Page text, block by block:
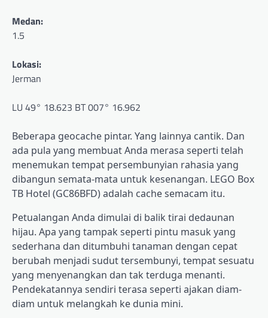
Medan:
1.5
Lokasi:
Jerman
LU 49° 18.623 BT 007° 16.962
Beberapa geocache pintar. Yang lainnya cantik. Dan
ada pula yang membuat Anda merasa seperti telah
menemukan tempat persembunyian rahasia yang
dibangun semata-mata untuk kesenangan. LEGO Box
TB Hotel (GC86BFD) adalah cache semacam itu.
Petualangan Anda dimulai di balik tirai dedaunan
hijau. Apa yang tampak seperti pintu masuk yang
sederhana dan ditumbuhi tanaman dengan cepat
berubah menjadi sudut tersembunyi, tempat sesuatu
yang menyenangkan dan tak terduga menanti.
Pendekatannya sendiri terasa seperti ajakan diam-
diam untuk melangkah ke dunia mini.